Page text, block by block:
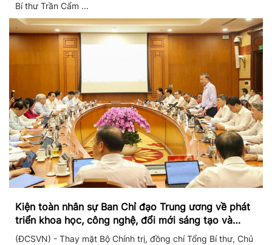
Bí thư Trần Cẩm ...
Kiện toàn nhân sự Ban Chỉ đạo Trung ương về phát
triển khoa học, công nghệ, đổi mới sáng tạo và
chuyển đổi số
(ĐCSVN) - Thay mặt Bộ Chính trị, đồng chí Tổng Bí thư, Chủ